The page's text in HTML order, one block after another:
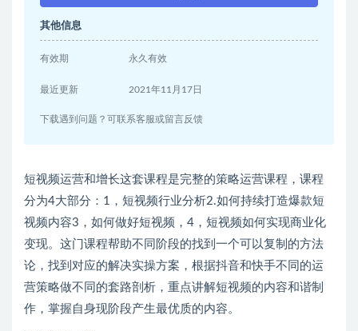
其他信息
有效期 永久有效
最近更新 2021年11月17日
下载遇到问题？可联系客服或留言反馈
短视频运营和增长这套课程是完整的策略运营课程，课程
分为4大部分：1，短视频行业分析2.如何持续打造爆款短
视频内容3，如何做好短视频，4，短视频如何实现商业化
变现。这门课程帮助不同阶段的找到一个可以复制的方法
论，找到对应的解决实操方案，根据抖音和快手不同的运
营策略做不同的套路剖析，重点讲解短视频的内容和谐制
作，掌握自身现阶段产生最优质的内容。